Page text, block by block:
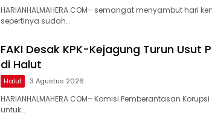
HARIANHALMAHERA.COM– semangat menyambut hari
sepertinya sudah…
FAKI Desak KPK-Kejagung Turun Usut
di Halut
Halut 3 Agustus 2026
HARIANHALMAHERA.COM– Komisi Pemberantasan
untuk…